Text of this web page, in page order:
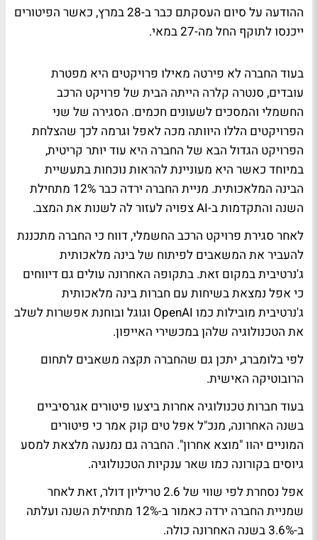
ההודעה על סיום העסקתם כבר ב-28 במרץ, כאשר הפיטורים
ייכנסו לתוקף החל מה-27 במאי.
בעוד החברה לא פירטה מאילו פרויקטים היא מפטרת
עובדים, סנטרה קלרה הייתה הבית של פרויקט הרכב
החשמלי והמסכים לשעונים חכמים. הסגירה של שני
הפרויקטים הללו היוותה מכה לאפל וגרמה לכך שהצלחת
הפרויקט הגדול הבא של החברה היא עוד יותר קריטית,
במיוחד כאשר היא מעוניינת להראות נוכחות בתעשיית
הבינה המלאכותית. מניית החברה ירדה כבר 12% מתחילת
השנה והתקדמות ב-AI צפויה לעזור לה לשנות את המצב.
לאחר סגירת פרויקט הרכב החשמלי, דווח כי החברה מתכננת
להעביר את המשאבים לפיתוח של בינה מלאכותית
ג'נרטיבית במקום זאת. בתקופה האחרונה עולים גם דיווחים
כי אפל נמצאת בשיחות עם חברות בינה מלאכותית
ג'נרטיבית מובילות כמו OpenAI וגוגל ובוחנת אפשרות לשלב
את הטכנולוגיה שלהן במכשירי האייפון.
לפי בלומברג, יתכן גם שהחברה תקצה משאבים לתחום
הרובוטיקה האישית.
בעוד חברות טכנולוגיה אחרות ביצעו פיטורים אגרסיביים
בשנה האחרונה, מנכ"ל אפל טים קוק אמר כי פיטורים
המוניים יהוו "מוצא אחרון". החברה גם נמנעה מלצאת למסע
גיוסים בקורונה כמו שאר ענקיות הטכנולוגיה.
אפל נסחרת לפי שווי של 2.6 טריליון דולר, זאת לאחר
שמניית החברה ירדה כאמור ב-12% מתחילת השנה ועלתה
ב-3.6% בשנה האחרונה כולה.